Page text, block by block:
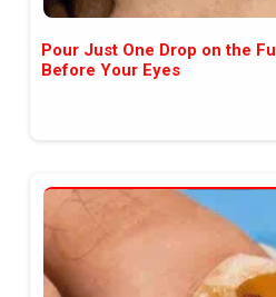
Pour Just One Drop on the
Before Your Eyes